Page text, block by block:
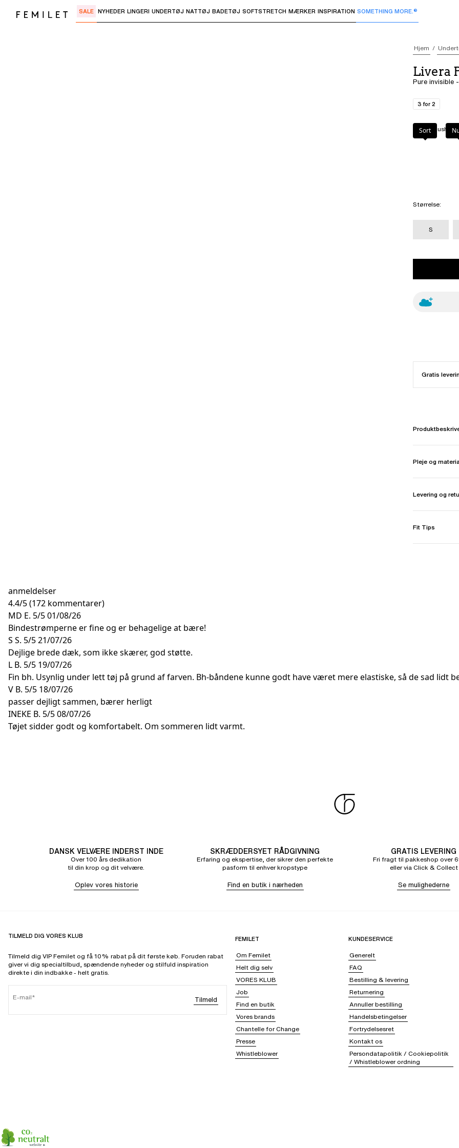
Brug "Pil ned" eller "Enter" til at åbne undermenuer og "Pil op" eller "Escape" for at vende tilbage
SALE NYHEDER LINGERI UNDERTØJ NATTØJ BADETØJ SOFTSTRETCH MÆRKER INSPIRATION SOMETHING MORE.®
Hjem
Livera
Pure invisible
3 for 2
Farve: Blush
Sort
Størrelse:
S
Gratis
Pleje og
Levering og
Fit Tips
anmeldelser
4.4/5(172 kommentarer)
MD E. 5/501/08/26
Bindestrømperne er fine og er behagelige at bære!
S S. 5/521/07/26
Dejlige brede dæk, som ikke skærer, god støtte.
L B. 5/5 19/07/26
Fin bh. Usynlig under lett tøj på grund af farven. Bh-båndene kunne godt have været mere elastiske, så de sad lidt
V B. 5/5 18/07/26
passer dejligt sammen, bærer herligt
INEKE B. 5/508/07/26
Tøjet sidder godt og komfortabelt. Om sommeren lidt varmt.
DANSK VELVÆRE INDERST INDE
Over 100 års dedikation
til din krop og dit velvære.
Oplev vores historie
SKRÆDDERSYET RÅDGIVNING
Erfaring og ekspertise, der sikrer den perfekte
pasform til enhver kropstype
Find en butik i nærheden
GRATIS LEVERING
Fri fragt til pakkeshop over
eller via Click & Collect
Se mulighederne
TILMELD DIG VORES KLUB
Tilmeld dig VIP Femilet og få 10% rabat på dit første køb. Foruden rabat
giver vi dig specialtilbud, spændende nyheder og stilfuld inspiration
direkte i din indbakke - helt gratis.
E-mail Tilmeld
FEMILET
Om Femilet
Helt dig selv
VORES KLUB
Job
Find en butik
Vores brands
Chantelle for Change
Presse
Whistleblower
KUNDESERVICE
Generelt
FAQ
Bestilling & levering
Returnering
Annuller bestilling
Handelsbetingelser
Fortrydelsesret
Kontakt os
Persondatapolitik / Cookiepolitik
/ Whistleblower ordning